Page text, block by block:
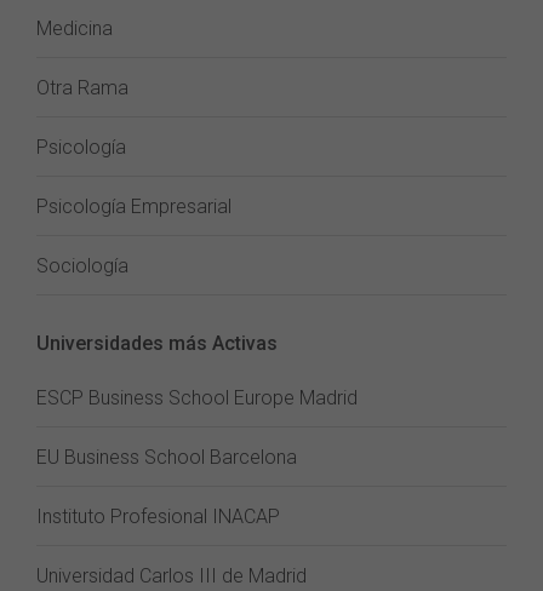
Medicina
Otra Rama
Psicología
Psicología Empresarial
Sociología
Universidades más Activas
ESCP Business School Europe Madrid
EU Business School Barcelona
Instituto Profesional INACAP
Universidad Carlos III de Madrid